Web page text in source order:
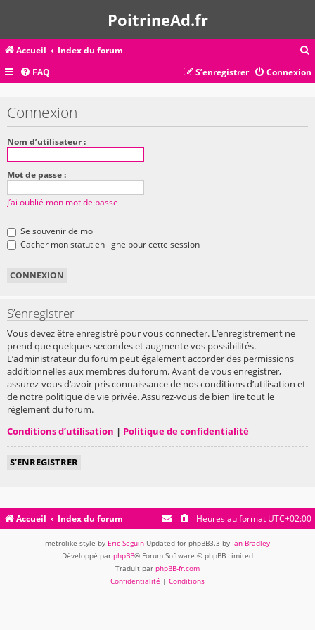
PoitrineAd.fr
Accueil Index du forum
c
FAQ Connexion
S’enregistrer
Connexion
Nom d’utilisateur :
Mot de passe :
J’ai oublié mon mot de passe
Se souvenir de moi
Cacher mon statut en ligne pour cette session
S’enregistrer
Vous devez être enregistré pour vous connecter. L’enregistrement ne
prend que quelques secondes et augmente vos possibilités.
L’administrateur du forum peut également accorder des permissions
additionnelles aux membres du forum. Avant de vous enregistrer,
assurez-vous d’avoir pris connaissance de nos conditions d’utilisation et
de notre politique de vie privée. Assurez-vous de bien lire tout le
règlement du forum.
Conditions d’utilisation | Politique de confidentialité
S’ENREGISTRER
Accueil Index du forum Heures au format UTC+02:00
metrolike style by Eric Seguin Updated for phpBB3.3 by Ian Bradley
Développé par phpBB® Forum Software © phpBB Limited
Traduit par phpBB-fr.com
Confidentialité | Conditions